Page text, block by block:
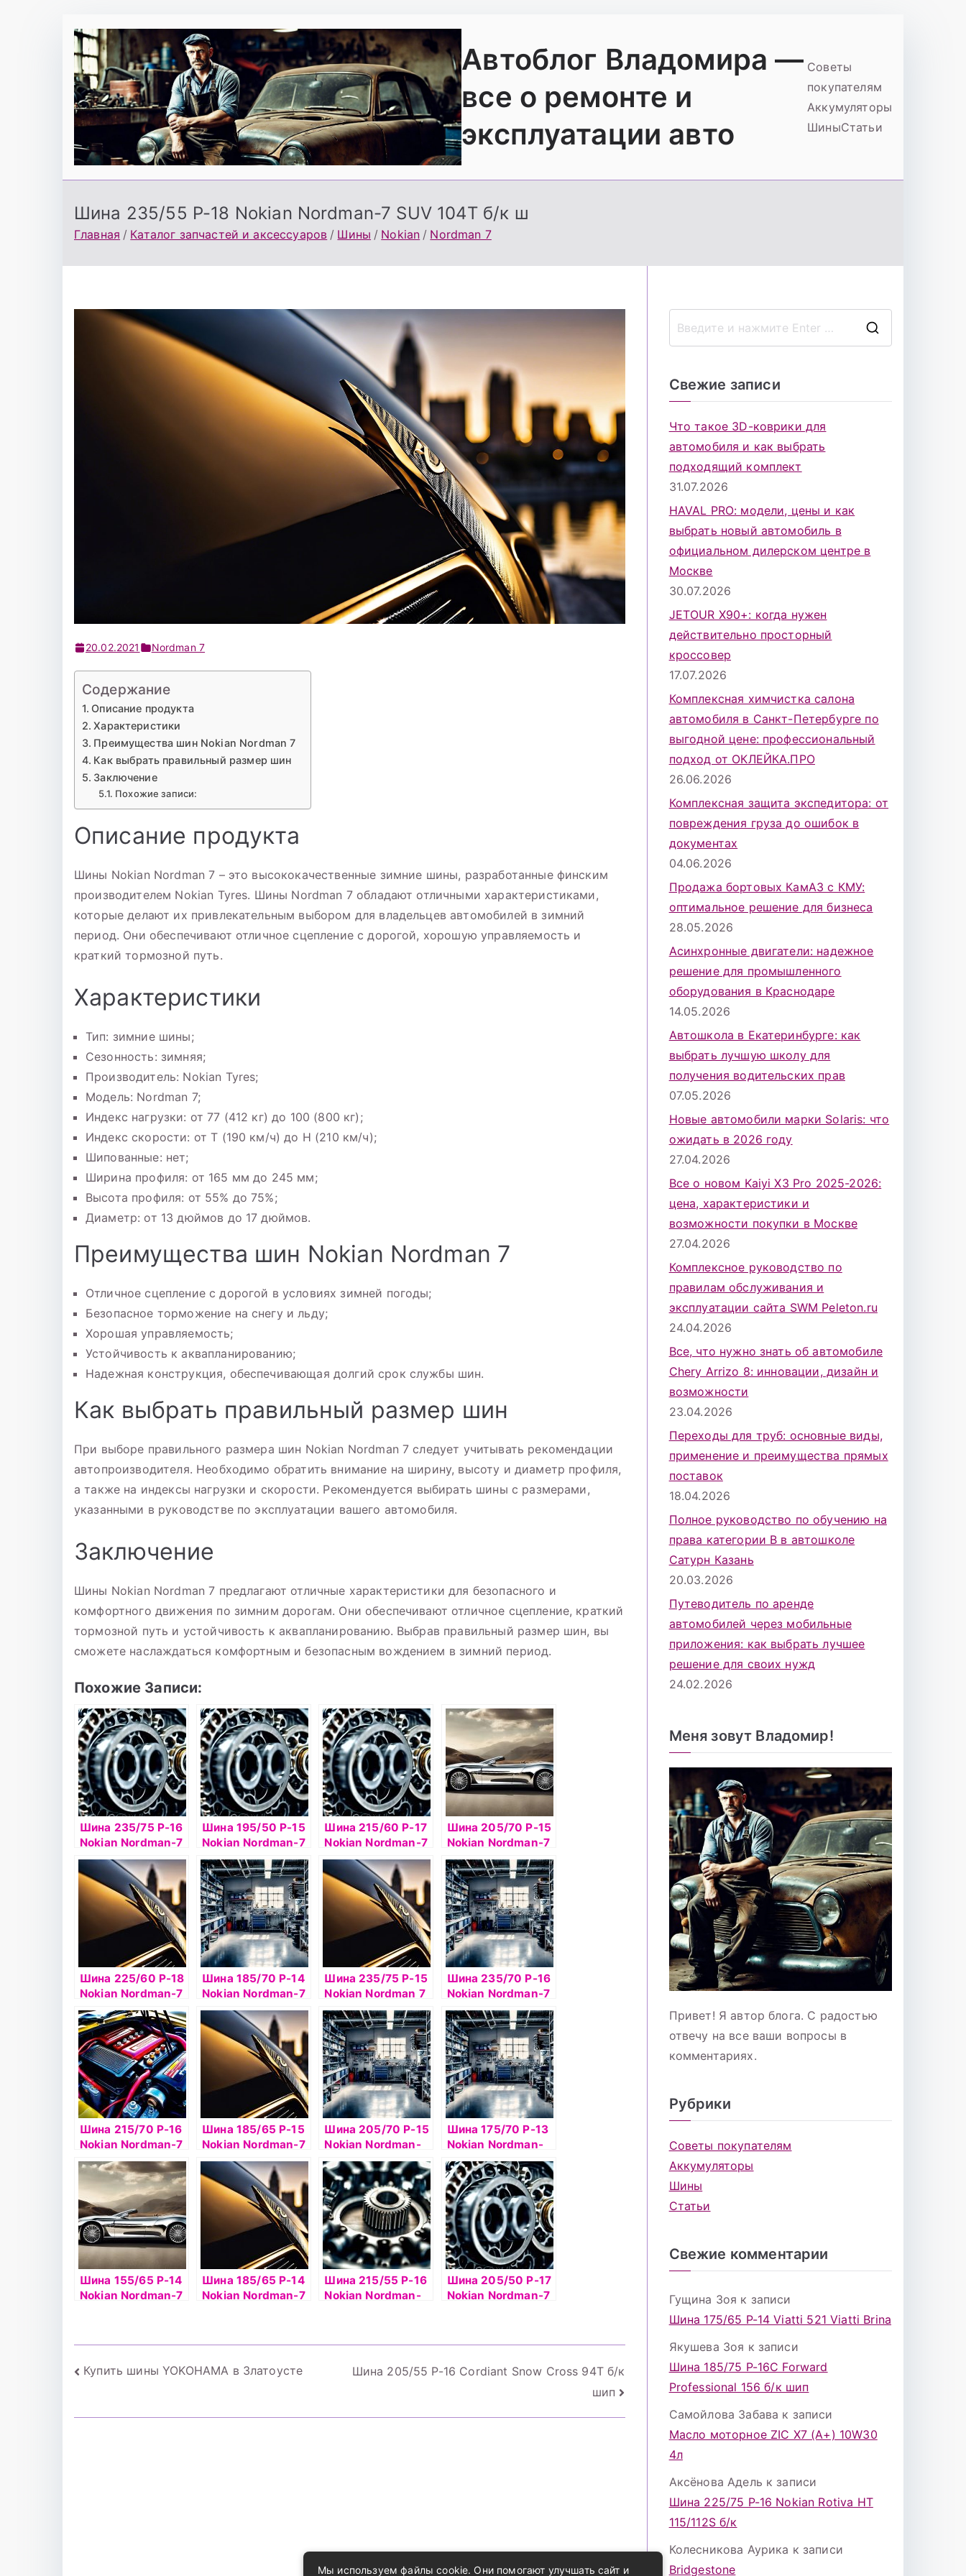
содержимому
Автоблог Владомира —
все о ремонте и
эксплуатации авто
Советы
покупателям
Аккумуляторы
ШиныСтатьи
Шина 235/55 Р-18 Nokian Nordman-7 SUV 104T б/к ш
Главная Каталог запчастей и аксессуаров Шины Nokian Nordman 7
20.02.2021 Nordman 7
Содержание
Описание продукта
Характеристики
Преимущества шин Nokian Nordman 7
Как выбрать правильный размер шин
Заключение
Похожие записи:
Описание продукта
Шины Nokian Nordman 7 – это высококачественные зимние шины, разработанные финским
производителем Nokian Tyres. Шины Nordman 7 обладают отличными характеристиками,
которые делают их привлекательным выбором для владельцев автомобилей в зимний
период. Они обеспечивают отличное сцепление с дорогой, хорошую управляемость и
краткий тормозной путь.
Характеристики
Тип: зимние шины;
Сезонность: зимняя;
Производитель: Nokian Tyres;
Модель: Nordman 7;
Индекс нагрузки: от 77 (412 кг) до 100 (800 кг);
Индекс скорости: от T (190 км/ч) до H (210 км/ч);
Шипованные: нет;
Ширина профиля: от 165 мм до 245 мм;
Высота профиля: от 55% до 75%;
Диаметр: от 13 дюймов до 17 дюймов.
Преимущества шин Nokian Nordman 7
Отличное сцепление с дорогой в условиях зимней погоды;
Безопасное торможение на снегу и льду;
Хорошая управляемость;
Устойчивость к аквапланированию;
Надежная конструкция, обеспечивающая долгий срок службы шин.
Как выбрать правильный размер шин
При выборе правильного размера шин Nokian Nordman 7 следует учитывать рекомендации
автопроизводителя. Необходимо обратить внимание на ширину, высоту и диаметр профиля,
а также на индексы нагрузки и скорости. Рекомендуется выбирать шины с размерами,
указанными в руководстве по эксплуатации вашего автомобиля.
Заключение
Шины Nokian Nordman 7 предлагают отличные характеристики для безопасного и
комфортного движения по зимним дорогам. Они обеспечивают отличное сцепление, краткий
тормозной путь и устойчивость к аквапланированию. Выбрав правильный размер шин, вы
сможете наслаждаться комфортным и безопасным вождением в зимний период.
Похожие Записи:
Шина 235/75 Р-16
Nokian Nordman-7
SUV 108T б/к ш
Шина 195/50 Р-15
Nokian Nordman-7
86T б/к шип
Шина 215/60 Р-17
Nokian Nordman-7
SUV 100T б/к ш
Шина 205/70 Р-15
Nokian Nordman-7
SUV 100T б/к ш
Шина 225/60 Р-18
Nokian Nordman-7
SUV 104T б/к ш
Шина 185/70 Р-14
Nokian Nordman-7
92T б/к шип
Шина 235/75 Р-15
Nokian Nordman 7
SUV 105T б/к ш
Шина 235/70 Р-16
Nokian Nordman-7
SUV 106T б/к ш
Шина 215/70 Р-16
Nokian Nordman-7
SUV 100T б/к ш
Шина 185/65 Р-15
Nokian Nordman-7
92T б/к шип
Шина 205/70 Р-15
Nokian Nordman-
RS2 100R б/к
Шина 175/70 Р-13
Nokian Nordman-
RS2 82R б/к
Шина 155/65 Р-14
Nokian Nordman-7
Шина 185/65 Р-14
Nokian Nordman-7
Шина 215/55 Р-16
Nokian Nordman-
Шина 205/50 Р-17
Nokian Nordman-7
Навигация
Купить шины YOKOHAMA в Златоусте
Шина 205/55 Р-16 Cordiant Snow Cross 94T б/к
шип
Свежие записи
Что такое 3D-коврики для
автомобиля и как выбрать
подходящий комплект
31.07.2026
HAVAL PRO: модели, цены и как
выбрать новый автомобиль в
официальном дилерском центре в
Москве
30.07.2026
JETOUR X90+: когда нужен
действительно просторный
кроссовер
17.07.2026
Комплексная химчистка салона
автомобиля в Санкт-Петербурге по
выгодной цене: профессиональный
подход от ОКЛЕЙКА.ПРО
26.06.2026
Комплексная защита экспедитора: от
повреждения груза до ошибок в
документах
04.06.2026
Продажа бортовых КамАЗ с КМУ:
оптимальное решение для бизнеса
28.05.2026
Асинхронные двигатели: надежное
решение для промышленного
оборудования в Краснодаре
14.05.2026
Автошкола в Екатеринбурге: как
выбрать лучшую школу для
получения водительских прав
07.05.2026
Новые автомобили марки Solaris: что
ожидать в 2026 году
27.04.2026
Все о новом Kaiyi X3 Pro 2025-2026:
цена, характеристики и
возможности покупки в Москве
27.04.2026
Комплексное руководство по
правилам обслуживания и
эксплуатации сайта SWM Peleton.ru
24.04.2026
Все, что нужно знать об автомобиле
Chery Arrizo 8: инновации, дизайн и
возможности
23.04.2026
Переходы для труб: основные виды,
применение и преимущества прямых
поставок
18.04.2026
Полное руководство по обучению на
права категории B в автошколе
Сатурн Казань
20.03.2026
Путеводитель по аренде
автомобилей через мобильные
приложения: как выбрать лучшее
решение для своих нужд
24.02.2026
Меня зовут Владомир!
Привет! Я автор блога. С радостью
отвечу на все ваши вопросы в
комментариях.
Рубрики
Советы покупателям
Аккумуляторы
Шины
Статьи
Свежие комментарии
Гущина Зоя к записи
Шина 175/65 Р-14 Viatti 521 Viatti Brina
Якушева Зоя к записи
Шина 185/75 Р-16С Forward
Professional 156 б/к шип
Самойлова Забава к записи
Масло моторное ZIC X7 (A+) 10W30
4л
Аксёнова Адель к записи
Шина 225/75 Р-16 Nokian Rotiva HT
115/112S б/к
Колесникова Аурика к записи
Bridgestone
Мы используем файлы cookie. Они помогают улучшать сайт и